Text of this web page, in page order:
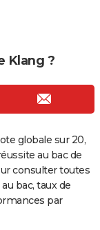
Klang ?
globale sur 20,
au bac de
consulter toutes
bac, taux de
par